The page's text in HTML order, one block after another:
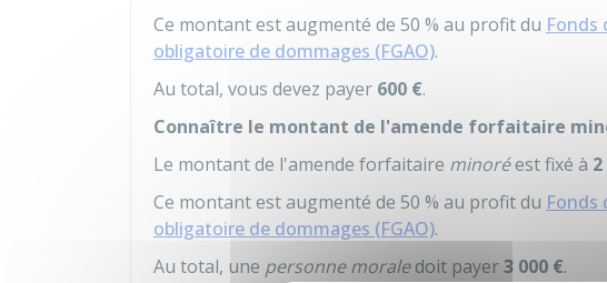
Ce montant est augmenté de 50 % au profit du Fonds
obligatoire de dommages (FGAO).
Au total, vous devez payer 600 €.
Connaître le montant de l'amende forfaitaire
Le montant de l'amende forfaitaire minoréest fixé à
Ce montant est augmenté de 50 % au profit du Fonds
obligatoire de dommages (FGAO).
Au total, une personne moraledoit payer3 000 €.